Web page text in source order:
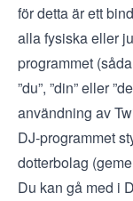
för detta är ett
alla fysiska eller
programmet
”du”, ”din” eller
användning av
DJ-programmet
dotterbolag
Du kan gå med i